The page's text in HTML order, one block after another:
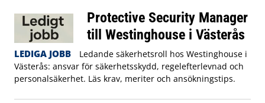
Protective Security Manager
till Westinghouse i Västerås
LEDIGA JOBB
Ledande säkerhetsroll hos Westinghouse i
Västerås: ansvar för säkerhetsskydd, regelefterlevnad och
personalsäkerhet. Läs krav, meriter och ansökningstips.